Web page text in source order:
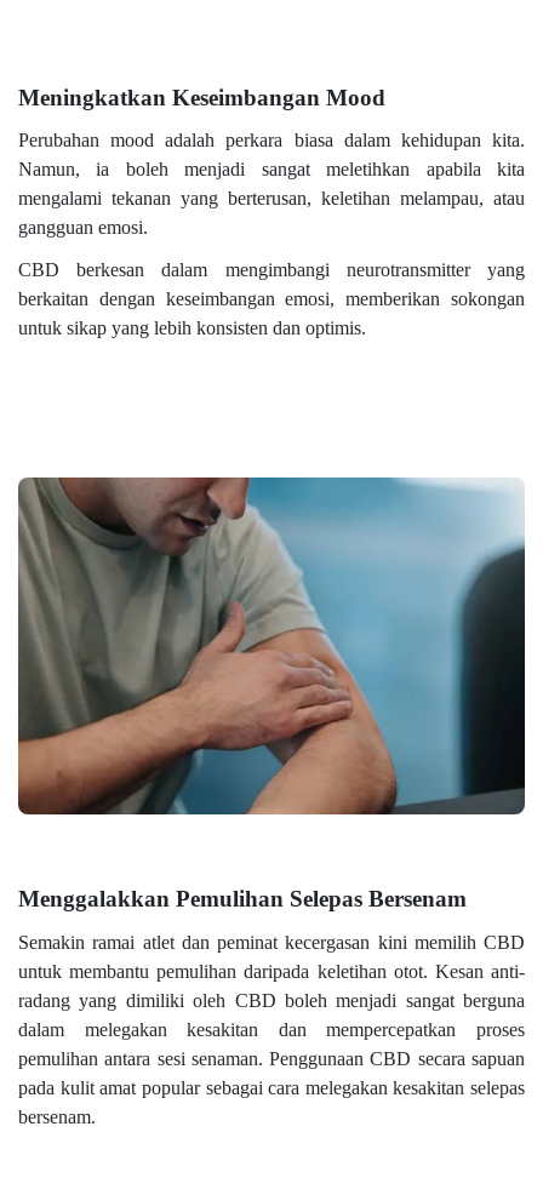
Meningkatkan Keseimbangan Mood
Perubahan mood adalah perkara biasa dalam kehidupan kita.
Namun, ia boleh menjadi sangat meletihkan apabila kita
mengalami tekanan yang berterusan, keletihan melampau, atau
gangguan emosi.
CBD berkesan dalam mengimbangi neurotransmitter yang
berkaitan dengan keseimbangan emosi, memberikan sokongan
untuk sikap yang lebih konsisten dan optimis.
Menggalakkan Pemulihan Selepas Bersenam
Semakin ramai atlet dan peminat kecergasan kini memilih CBD
untuk membantu pemulihan daripada keletihan otot. Kesan anti-
radang yang dimiliki oleh CBD boleh menjadi sangat berguna
dalam melegakan kesakitan dan mempercepatkan proses
pemulihan antara sesi senaman. Penggunaan CBD secara sapuan
pada kulit amat popular sebagai cara melegakan kesakitan selepas
bersenam.